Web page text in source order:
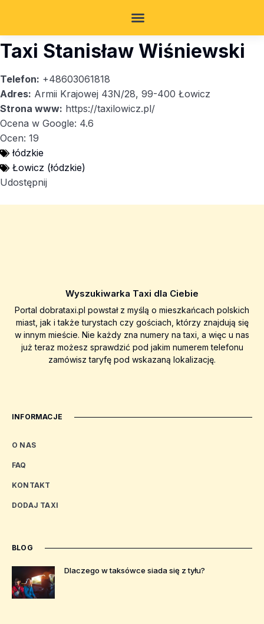
Taxi Stanisław Wiśniewski
Telefon: +48603061818
Adres: Armii Krajowej 43N/28, 99-400 Łowicz
Strona www: https://taxilowicz.pl/
Ocena w Google: 4.6
Ocen: 19
łódzkie
Łowicz (łódzkie)
Udostępnij
Wyszukiwarka Taxi dla Ciebie
Portal dobrataxi.pl powstał z myślą o mieszkańcach polskich
miast, jak i także turystach czy gościach, którzy znajdują się
w innym mieście. Nie każdy zna numery na taxi, a więc u nas
już teraz możesz sprawdzić pod jakim numerem telefonu
zamówisz taryfę pod wskazaną lokalizację.
INFORMACJE
O NAS
FAQ
KONTAKT
DODAJ TAXI
BLOG
Dlaczego w taksówce siada się z tyłu?